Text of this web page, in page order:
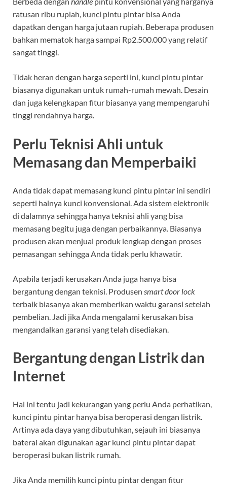
ratusan ribu rupiah, kunci pintu pintar bisa Anda
dapatkan dengan harga jutaan rupiah. Beberapa produsen
bahkan mematok harga sampai Rp2.500.000 yang relatif
sangat tinggi.
Tidak heran dengan harga seperti ini, kunci pintu pintar
biasanya digunakan untuk rumah-rumah mewah. Desain
dan juga kelengkapan fitur biasanya yang mempengaruhi
tinggi rendahnya harga.
Perlu Teknisi Ahli untuk
Memasang dan Memperbaiki
Anda tidak dapat memasang kunci pintu pintar ini sendiri
seperti halnya kunci konvensional. Ada sistem elektronik
di dalamnya sehingga hanya teknisi ahli yang bisa
memasang begitu juga dengan perbaikannya. Biasanya
produsen akan menjual produk lengkap dengan proses
pemasangan sehingga Anda tidak perlu khawatir.
Apabila terjadi kerusakan Anda juga hanya bisa
bergantung dengan teknisi. Produsen smart door lock
terbaik biasanya akan memberikan waktu garansi setelah
pembelian. Jadi jika Anda mengalami kerusakan bisa
mengandalkan garansi yang telah disediakan.
Bergantung dengan Listrik dan
Internet
Hal ini tentu jadi kekurangan yang perlu Anda perhatikan,
kunci pintu pintar hanya bisa beroperasi dengan listrik.
Artinya ada daya yang dibutuhkan, sejauh ini biasanya
baterai akan digunakan agar kunci pintu pintar dapat
beroperasi bukan listrik rumah.
Jika Anda memilih kunci pintu pintar dengan fitur